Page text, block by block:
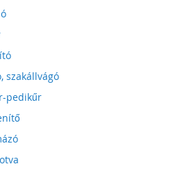
szakállvágó
pedikűr